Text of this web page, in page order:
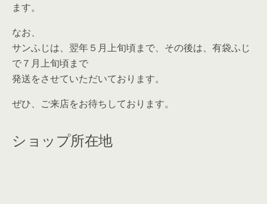
ます。
なお、
サンふじは、翌年５月上旬頃まで、その後は、有袋ふじ
で７月上旬頃まで
発送をさせていただいております。
ぜひ、ご来店をお待ちしております。
ショップ所在地